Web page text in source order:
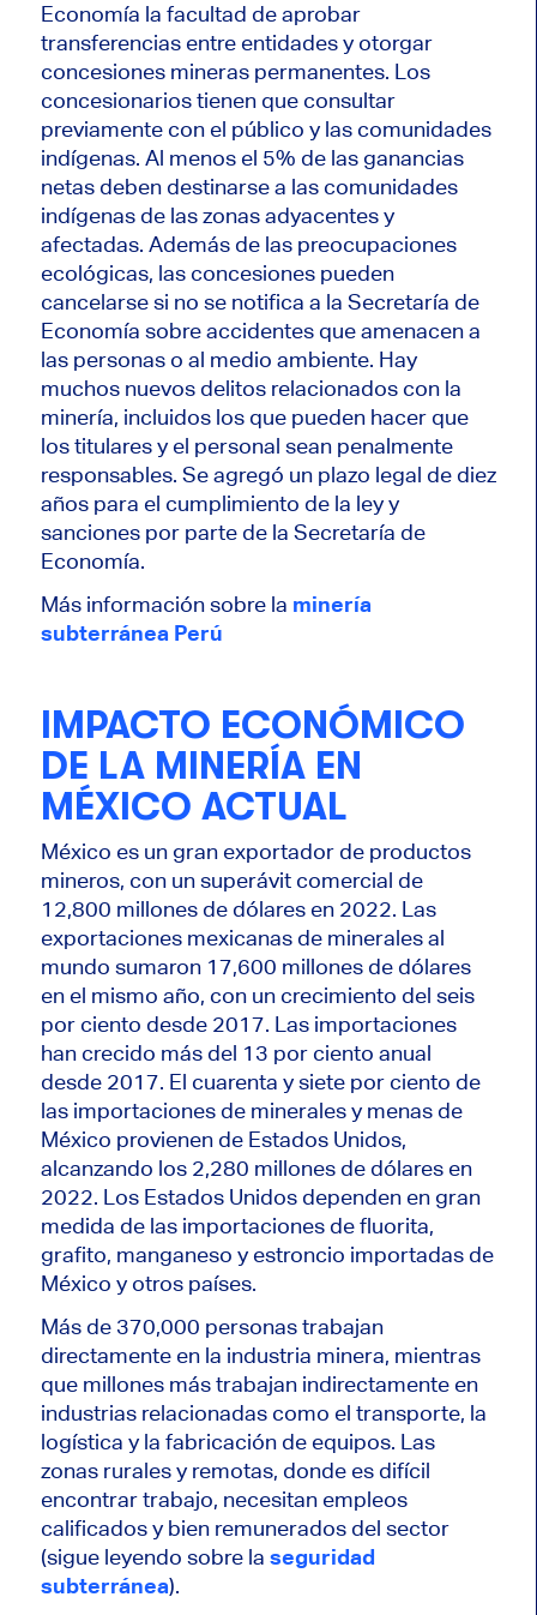
Economía la facultad de aprobar
transferencias entre entidades y otorgar
concesiones mineras permanentes. Los
concesionarios tienen que consultar
previamente con el público y las comunidades
indígenas. Al menos el 5% de las ganancias
netas deben destinarse a las comunidades
indígenas de las zonas adyacentes y
afectadas. Además de las preocupaciones
ecológicas, las concesiones pueden
cancelarse si no se notifica a la Secretaría de
Economía sobre accidentes que amenacen a
las personas o al medio ambiente. Hay
muchos nuevos delitos relacionados con la
minería, incluidos los que pueden hacer que
los titulares y el personal sean penalmente
responsables. Se agregó un plazo legal de diez
años para el cumplimiento de la ley y
sanciones por parte de la Secretaría de
Economía.
Más información sobre la minería
subterránea Perú
IMPACTO ECONÓMICO
DE LA MINERÍA EN
MÉXICO ACTUAL
México es un gran exportador de productos
mineros, con un superávit comercial de
12,800 millones de dólares en 2022. Las
exportaciones mexicanas de minerales al
mundo sumaron 17,600 millones de dólares
en el mismo año, con un crecimiento del seis
por ciento desde 2017. Las importaciones
han crecido más del 13 por ciento anual
desde 2017. El cuarenta y siete por ciento de
las importaciones de minerales y menas de
México provienen de Estados Unidos,
alcanzando los 2,280 millones de dólares en
2022. Los Estados Unidos dependen en gran
medida de las importaciones de fluorita,
grafito, manganeso y estroncio importadas de
México y otros países.
Más de 370,000 personas trabajan
directamente en la industria minera, mientras
que millones más trabajan indirectamente en
industrias relacionadas como el transporte, la
logística y la fabricación de equipos. Las
zonas rurales y remotas, donde es difícil
encontrar trabajo, necesitan empleos
calificados y bien remunerados del sector
(sigue leyendo sobre la seguridad
subterránea).